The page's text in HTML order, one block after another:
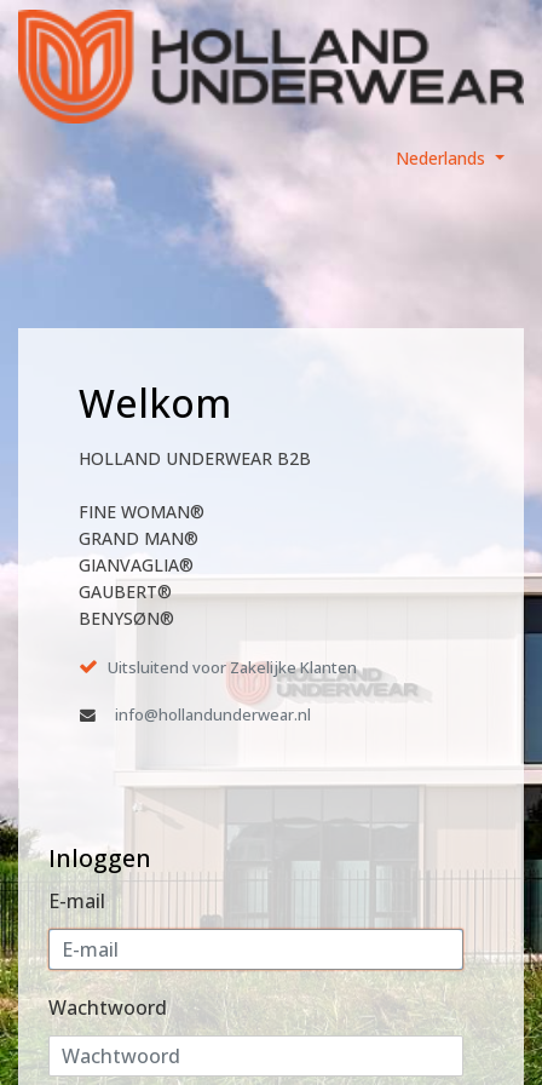
Nederlands
Welkom
HOLLAND UNDERWEAR B2B
FINE WOMAN®
GRAND MAN®
GIANVAGLIA®
GAUBERT®
BENYSØN®
Uitsluitend voor Zakelijke Klanten
info@hollandunderwear.nl
Inloggen
E-mail
Wachtwoord